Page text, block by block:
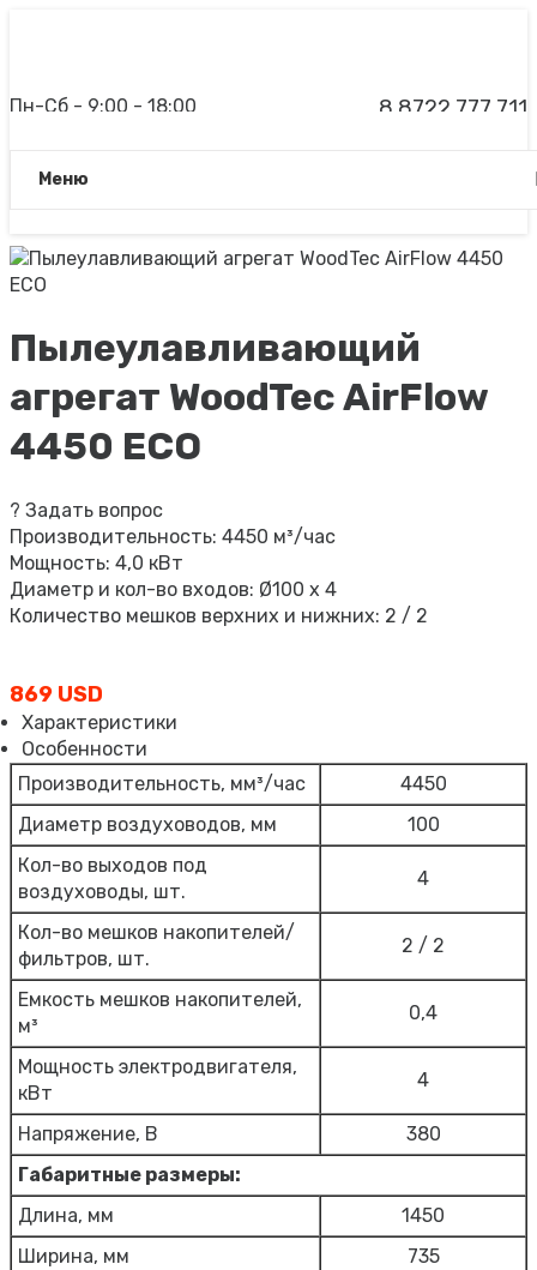
Пн-Сб - 9:00 - 18:00
8 8722 777 711
Meню
Пылеулавливающий
агрегат WoodTec AirFlow
4450 ECO
? Задать вопрос
Производительность: 4450 м³/час
Мощность: 4,0 кВт
Диаметр и кол-во входов: Ø100 х 4
Количество мешков верхних и нижних: 2 / 2
869 USD
Характеристики
Особенности
Производительность, мм³/час
4450
Диаметр воздуховодов, мм
100
Кол-во выходов под
воздуховоды, шт.
4
Кол-во мешков накопителей/
фильтров, шт.
2 / 2
Емкость мешков накопителей,
м³
0,4
Мощность электродвигателя,
кВт
4
Напряжение, В
380
Габаритные размеры:
Длина, мм
1450
Ширина, мм
735